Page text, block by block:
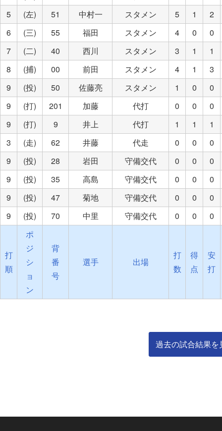
5
(左) 51 中村一 スタメン 5 1
2
6
(三) 55 福田 スタメン 4 0
0
7
(二) 40 西川 スタメン 3 1
1
8
(捕) 00 前田 スタメン 4 1
3
9
(投) 50 佐藤亮 スタメン 1 0
0
9
(打) 201 加藤 代打 0 0
0
9
(打) 9 井上 代打 1 1
1
3
(走) 62 井藤 代走 0 0
0
9
(投) 28 岩田 守備交代 0 0
0
9
(投) 35 高島 守備交代 0 0
0
9
(投) 47 菊地 守備交代 0 0
0
9
(投) 70 中里 守備交代 0 0 0
打
順
ポ
ジ
シ
ョ
ン
背
番
号
選手 出場
打
数
得
点
安
打
過去の試合結果